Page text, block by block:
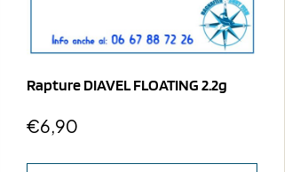
Rapture DIAVEL FLOATING 2.2g
€6,90